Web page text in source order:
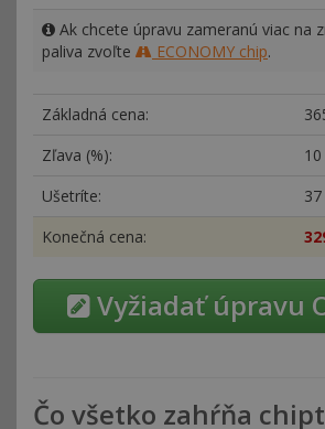
Ak chcete úpravu zameranú viac na
paliva zvoľte
ECONOMY chip.
Základná cena:
Zľava (%):
10
Ušetríte:
37
Konečná cena:
Vyžiadať úpravu
Čo všetko zahŕňa